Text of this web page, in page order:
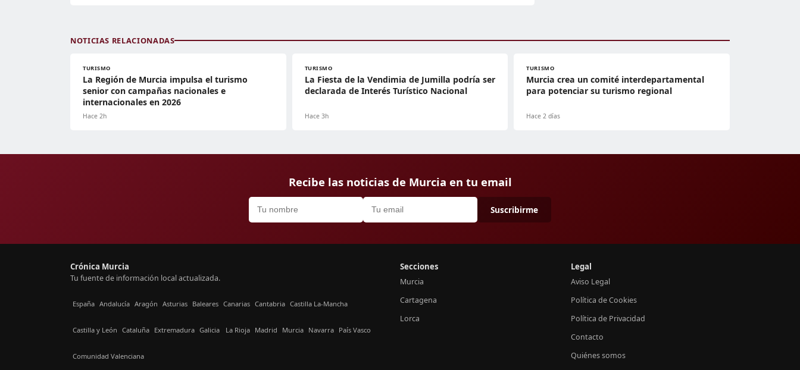
NOTICIAS RELACIONADAS
TURISMO
La Región de Murcia impulsa el turismo
senior con campañas nacionales e
internacionales en 2026
Hace 2h
TURISMO
La Fiesta de la Vendimia de Jumilla podría ser
declarada de Interés Turístico Nacional
Hace 3h
TURISMO
Murcia crea un comité interdepartamental
para potenciar su turismo regional
Hace 2 días
Recibe las noticias de Murcia en tu email
Suscribirme
Crónica Murcia
Tu fuente de información local actualizada.
España Andalucía Aragón Asturias Baleares Canarias Cantabria Castilla La-Mancha
Castilla y León Cataluña Extremadura Galicia La Rioja Madrid Murcia Navarra País Vasco
Comunidad Valenciana
Secciones
Murcia
Cartagena
Lorca
Legal
Aviso Legal
Política de Cookies
Política de Privacidad
Contacto
Quiénes somos